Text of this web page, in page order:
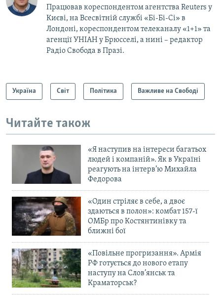
Працював кореспондентом агентства Reuters у
Києві, на Всесвітній службі «Бі-Бі-Сі» в
Лондоні, кореспондентом телеканалу «1+1» та
агенції УНІАН у Брюсселі, а нині – редактор
Радіо Свобода в Празі.
Україна Світ Політика Важливе на Свободі
Читайте також
«Я наступив на інтереси багатьох
людей і компаній». Як в Україні
реагують на інтерв’ю Михайла
Федорова
«Один стріляє в себе, а двоє
здаються в полон»: комбат 157-ї
ОМБр про Костянтинівку та
ближні бої
«Повільне прогризання». Армія
РФ готується до нового етапу
наступу на Слов’янськ та
Краматорськ?